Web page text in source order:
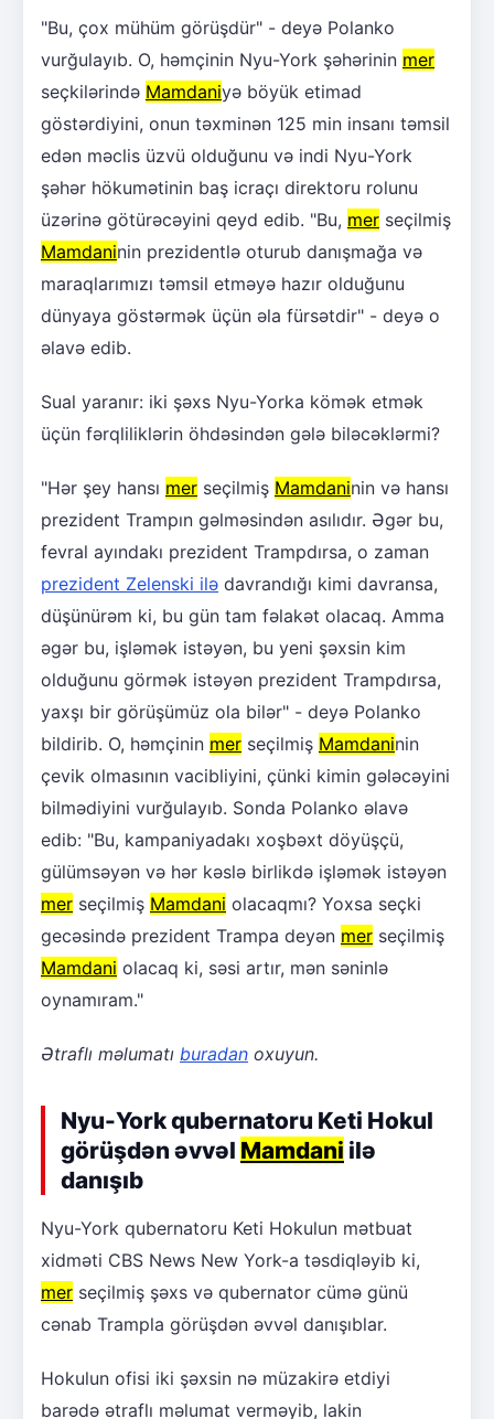
"Bu, çox mühüm görüşdür" - deyə Polanko
vurğulayıb. O, həmçinin Nyu-York şəhərinin mer
seçkilərində Mamdaniyə böyük etimad
göstərdiyini, onun təxminən 125 min insanı təmsil
edən məclis üzvü olduğunu və indi Nyu-York
şəhər hökumətinin baş icraçı direktoru rolunu
üzərinə götürəcəyini qeyd edib. "Bu, mer seçilmiş
Mamdaninin prezidentlə oturub danışmağa və
maraqlarımızı təmsil etməyə hazır olduğunu
dünyaya göstərmək üçün əla fürsətdir" - deyə o
əlavə edib.
Sual yaranır: iki şəxs Nyu-Yorka kömək etmək
üçün fərqliliklərin öhdəsindən gələ biləcəklərmi?
"Hər şey hansı mer seçilmiş Mamdaninin və hansı
prezident Trampın gəlməsindən asılıdır. Əgər bu,
fevral ayındakı prezident Trampdırsa, o zaman
prezident Zelenski ilə davrandığı kimi davransa,
düşünürəm ki, bu gün tam fəlakət olacaq. Amma
əgər bu, işləmək istəyən, bu yeni şəxsin kim
olduğunu görmək istəyən prezident Trampdırsa,
yaxşı bir görüşümüz ola bilər" - deyə Polanko
bildirib. O, həmçinin mer seçilmiş Mamdaninin
çevik olmasının vacibliyini, çünki kimin gələcəyini
bilmədiyini vurğulayıb. Sonda Polanko əlavə
edib: "Bu, kampaniyadakı xoşbəxt döyüşçü,
gülümsəyən və hər kəslə birlikdə işləmək istəyən
mer seçilmiş Mamdani olacaqmı? Yoxsa seçki
gecəsində prezident Trampa deyən mer seçilmiş
Mamdani olacaq ki, səsi artır, mən səninlə
oynamıram."
Ətraflı məlumatı buradan oxuyun.
Nyu-York qubernatoru Keti Hokul
görüşdən əvvəl Mamdani ilə
danışıb
Nyu-York qubernatoru Keti Hokulun mətbuat
xidməti CBS News New York-a təsdiqləyib ki,
mer seçilmiş şəxs və qubernator cümə günü
cənab Trampla görüşdən əvvəl danışıblar.
Hokulun ofisi iki şəxsin nə müzakirə etdiyi
barədə ətraflı məlumat verməyib, lakin